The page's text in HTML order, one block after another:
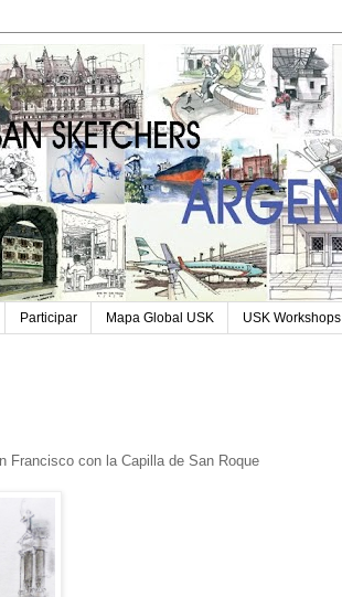
Participar Mapa Global USK USK Workshops
Francisco con la Capilla de San Roque